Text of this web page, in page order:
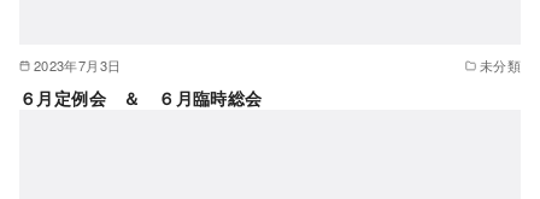
2023年7月3日 未分類
６月定例会 ＆ ６月臨時総会